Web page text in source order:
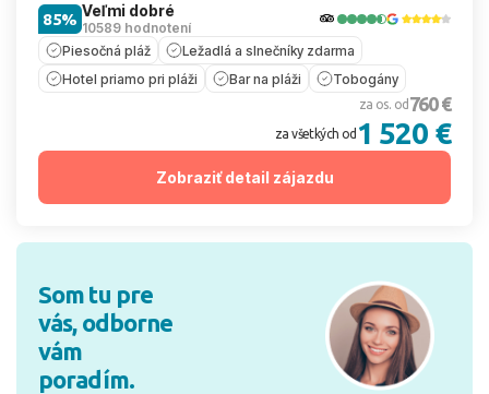
Veľmi dobré
10589 hodnotení
85%
Piesočná pláž
Ležadlá a slnečníky zdarma
Hotel priamo pri pláži
Bar na pláži Tobogány
za os. od 760 €
za všetkých od 1 520 €
Zobraziť detail zájazdu
Som tu pre
vás, odborne
vám
poradím.